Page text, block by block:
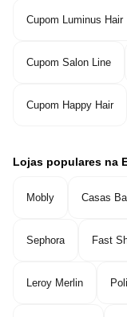
Cupom Luminus Hair
Cupom Salon Line
Cupom Happy Hair
Lojas populares na
Mobly Casas
Sephora Fast
Leroy Merlin